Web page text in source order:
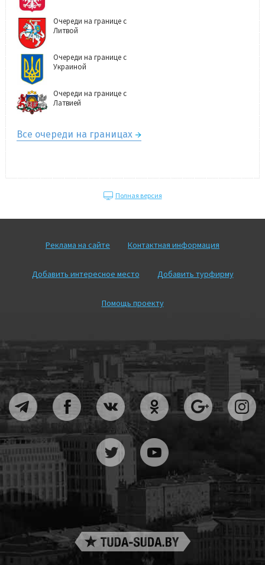
Очереди на границе с
Литвой
Очереди на границе с
Украиной
Очереди на границе с
Латвией
Все очереди на границах
Полная версия
Реклама на сайте Контактная информация
Добавить интересное место Добавить турфирму
Помощь проекту